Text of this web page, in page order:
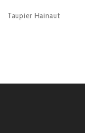
Taupier Hainaut